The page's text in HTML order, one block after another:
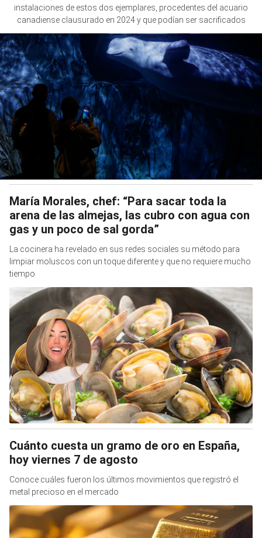
instalaciones de estos dos ejemplares, procedentes del acuario
canadiense clausurado en 2024 y que podían ser sacrificados
María Morales, chef: “Para sacar toda la
arena de las almejas, las cubro con agua con
gas y un poco de sal gorda”
La cocinera ha revelado en sus redes sociales su método para
limpiar moluscos con un toque diferente y que no requiere mucho
tiempo
Cuánto cuesta un gramo de oro en España,
hoy viernes 7 de agosto
Conoce cuáles fueron los últimos movimientos que registró el
metal precioso en el mercado